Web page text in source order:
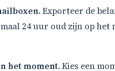
Exporteer de
24 uur oud zijn op
het moment.Kies een